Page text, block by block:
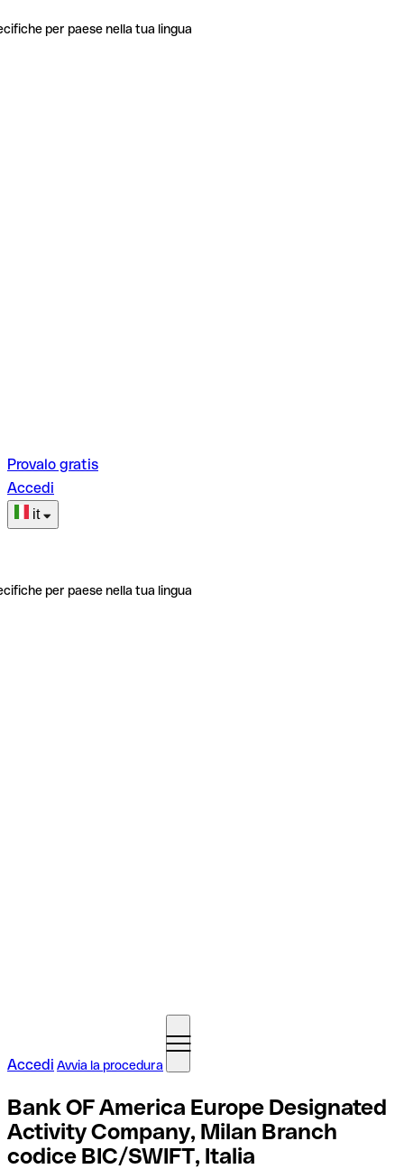
per paese nella tua lingua
Provalo gratis
Accedi
it
per paese nella tua lingua
Accedi Avvia la procedura
Bank OF America Europe Designated
Activity Company, Milan Branch
codice BIC/SWIFT, Italia